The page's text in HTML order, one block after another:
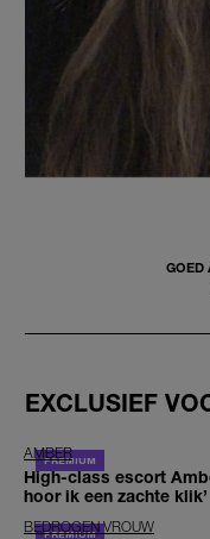
GOED
EXCLUSIEF
AMBER
High-class escort
hoor ik een zachte klik’
BEDROGEN VROUW